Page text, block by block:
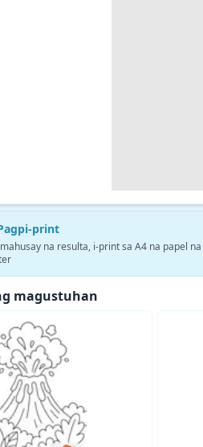
print
na resulta, i-print sa A4 na papel
magustuhan